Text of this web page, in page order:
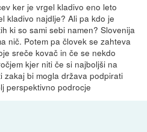
ker je vrgel kladivo eno leto
kladivo najdlje? Ali pa kdo je
ki so sami sebi namen? Slovenija
nič. Potem pa človek se zahteva
sreče kovač in če se nekdo
kjer niti če si najboljši na
zakaj bi mogla država podpirati
perspektivno podrocje